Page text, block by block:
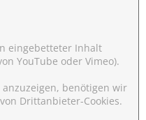
eingebetteter Inhalt
YouTube oder Vimeo).
benötigen wir
Drittanbieter-Cookies.